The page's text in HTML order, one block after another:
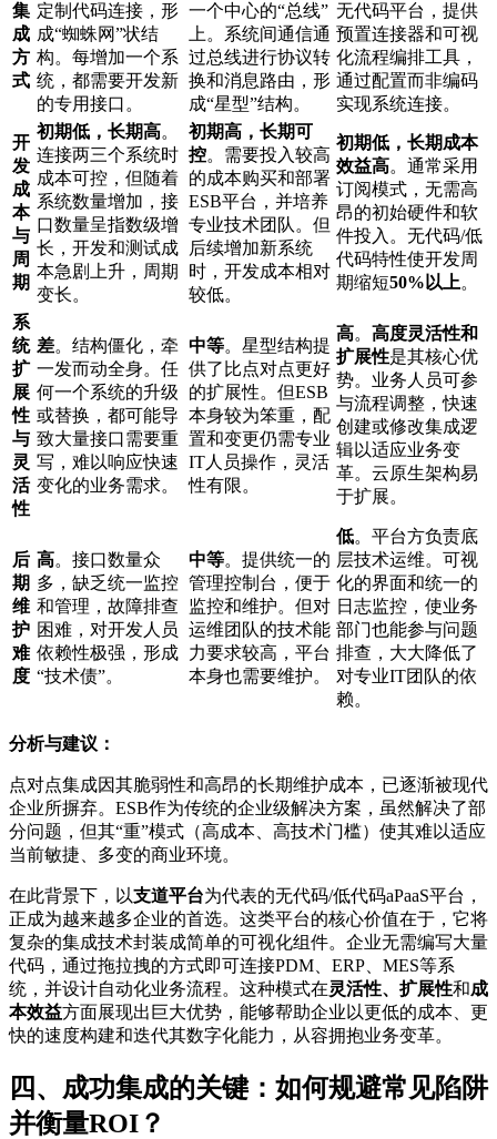
集
成
方
式
定制代码连接，形
成“蜘蛛网”状结
构。每增加一个系
统，都需要开发新
的专用接口。
一个中心的“总线”
上。系统间通信通
过总线进行协议转
换和消息路由，形
成“星型”结构。
无代码平台，提供
预置连接器和可视
化流程编排工具，
通过配置而非编码
实现系统连接。
开
发
成
本
与
周
期
初期低，长期高。
连接两三个系统时
成本可控，但随着
系统数量增加，接
口数量呈指数级增
长，开发和测试成
本急剧上升，周期
变长。
初期高，长期可
控。需要投入较高
的成本购买和部署
ESB平台，并培养
专业技术团队。但
后续增加新系统
时，开发成本相对
较低。
初期低，长期成本
效益高。通常采用
订阅模式，无需高
昂的初始硬件和软
件投入。无代码/低
代码特性使开发周
期缩短50%以上。
系
统
扩
展
性
与
灵
活
性
差。结构僵化，牵
一发而动全身。任
何一个系统的升级
或替换，都可能导
致大量接口需要重
写，难以响应快速
变化的业务需求。
中等。星型结构提
供了比点对点更好
的扩展性。但ESB
本身较为笨重，配
置和变更仍需专业
IT人员操作，灵活
性有限。
高。 高度灵活性和
扩展性是其核心优
势。业务人员可参
与流程调整，快速
创建或修改集成逻
辑以适应业务变
革。云原生架构易
于扩展。
后
期
维
护
难
度
高。接口数量众
多，缺乏统一监控
和管理，故障排查
困难，对开发人员
依赖性极强，形成
“技术债”。
中等。提供统一的
管理控制台，便于
监控和维护。但对
运维团队的技术能
力要求较高，平台
本身也需要维护。
低。平台方负责底
层技术运维。可视
化的界面和统一的
日志监控，使业务
部门也能参与问题
排查，大大降低了
对专业IT团队的依
赖。
分析与建议：
点对点集成因其脆弱性和高昂的长期维护成本，已逐渐被现代
企业所摒弃。ESB作为传统的企业级解决方案，虽然解决了部
分问题，但其“重”模式（高成本、高技术门槛）使其难以适应
当前敏捷、多变的商业环境。
在此背景下，以支道平台为代表的无代码/低代码aPaaS平台，
正成为越来越多企业的首选。这类平台的核心价值在于，它将
复杂的集成技术封装成简单的可视化组件。企业无需编写大量
代码，通过拖拉拽的方式即可连接PDM、ERP、MES等系
统，并设计自动化业务流程。这种模式在灵活性、扩展性和成
本效益方面展现出巨大优势，能够帮助企业以更低的成本、更
快的速度构建和迭代其数字化能力，从容拥抱业务变革。
四、成功集成的关键：如何规避常见陷阱
并衡量ROI？